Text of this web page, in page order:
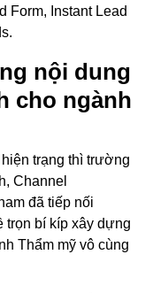
Form, Instant Lead
nội dung
cho ngành
trạng thì trường
Channel
đã tiếp nối
trọn bí kíp xây dựng
Thẩm mỹ vô cùng